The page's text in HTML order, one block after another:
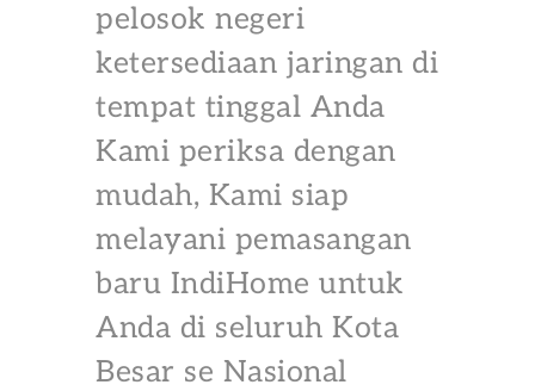
pelosok negeri
ketersediaan jaringan di
tempat tinggal Anda
Kami periksa dengan
mudah, Kami siap
melayani pemasangan
baru IndiHome untuk
Anda di seluruh Kota
Besar se Nasional